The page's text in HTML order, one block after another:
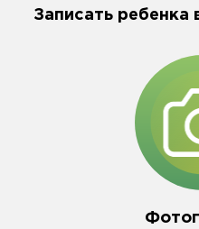
Записать ребенка